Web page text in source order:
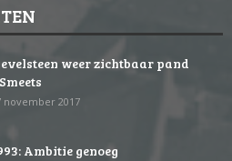
weer zichtbaar pand
november 2017
Ambitie genoeg